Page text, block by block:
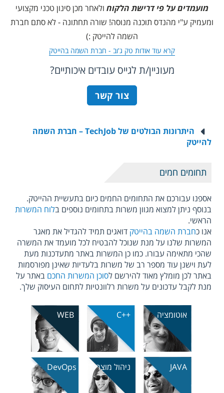
מועמדים על פי דרישת הלקוח ולאחר מכן סינון טכני מקצועי
ומעמיק ע"י מהנדס תוכנה מנוסה! שורה תחתונה - לא סתם חברת
השמה להייטק :)
קרא עוד אודות טק ג'וב - חברת השמה בהייטק
מעוניין/ת לגייס עובדים איכותיים?
צור קשר
היתרונות הבולטים של TechJob – חברת השמה
להייטק
תחומים חמים
אספנו עבורכם את התחומים החמים כיום בתעשיית ההייטק.
בנוסף ניתן למצוא מגוון משרות בתחומים נוספים בלוח המשרות
הראשי.
אנו כחברת השמה בהייטק דואגים תמיד להגדיל את מאגר
המשרות שלנו על מנת שנוכל להבטיח לכל מועמד את המשרה
שהכי מתאימה עבורו. כמו כן המשרות באתר מתעדכנות מעת
לעת וישנן עוד מספר רב של משרות בלעדיות שאינן מפורסמות
באתר לכן מומלץ מאוד להירשם לסוכן המשרות החכם באתר על
מנת לקבל עדכונים על משרות רלוונטיות לתחום העיסוק שלך.
אוטומציה C++
WEB
JAVA ניהול מוצר DevOps